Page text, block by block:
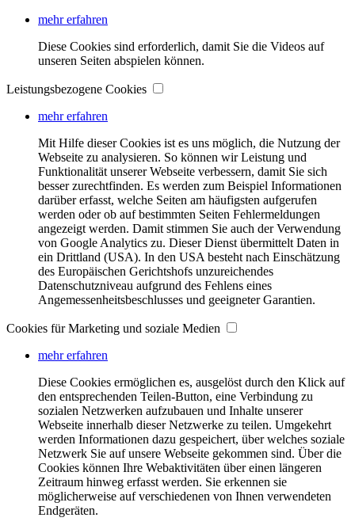
mehr erfahren
Diese Cookies sind erforderlich, damit Sie die Videos auf
unseren Seiten abspielen können.
Leistungsbezogene Cookies
mehr erfahren
Mit Hilfe dieser Cookies ist es uns möglich, die Nutzung der
Webseite zu analysieren. So können wir Leistung und
Funktionalität unserer Webseite verbessern, damit Sie sich
besser zurechtfinden. Es werden zum Beispiel Informationen
darüber erfasst, welche Seiten am häufigsten aufgerufen
werden oder ob auf bestimmten Seiten Fehlermeldungen
angezeigt werden. Damit stimmen Sie auch der Verwendung
von Google Analytics zu. Dieser Dienst übermittelt Daten in
ein Drittland (USA). In den USA besteht nach Einschätzung
des Europäischen Gerichtshofs unzureichendes
Datenschutzniveau aufgrund des Fehlens eines
Angemessenheitsbeschlusses und geeigneter Garantien.
Cookies für Marketing und soziale Medien
mehr erfahren
Diese Cookies ermöglichen es, ausgelöst durch den Klick auf
den entsprechenden Teilen-Button, eine Verbindung zu
sozialen Netzwerken aufzubauen und Inhalte unserer
Webseite innerhalb dieser Netzwerke zu teilen. Umgekehrt
werden Informationen dazu gespeichert, über welches soziale
Netzwerk Sie auf unsere Webseite gekommen sind. Über die
Cookies können Ihre Webaktivitäten über einen längeren
Zeitraum hinweg erfasst werden. Sie erkennen sie
möglicherweise auf verschiedenen von Ihnen verwendeten
Endgeräten.